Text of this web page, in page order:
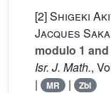
[2]Shigeki
Jacques
modulo 1
Isr. J. Math.,
| MR | Zbl